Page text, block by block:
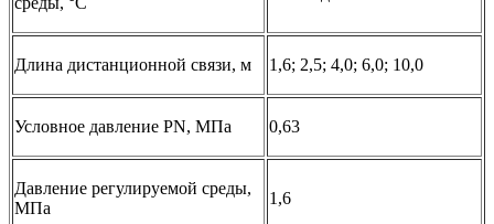
Длина дистанционной связи, м 1,6; 2,5; 4,0; 6,0; 10,0
Условное давление PN, МПа 0,63
Давление регулируемой среды,
МПа
1,6